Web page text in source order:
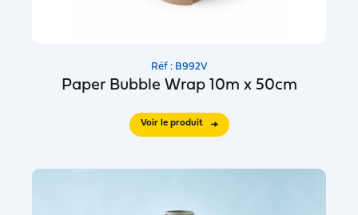
Réf : B992V
Paper Bubble Wrap 10m x 50cm
Voir le produit